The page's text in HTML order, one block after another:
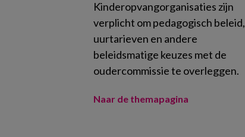
Kinderopvangorganisaties zijn
verplicht om pedagogisch beleid,
uurtarieven en andere
beleidsmatige keuzes met de
oudercommissie te overleggen.
Naar de themapagina